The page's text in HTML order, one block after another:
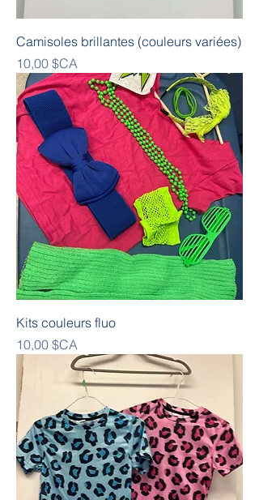
Camisoles brillantes (couleurs variées)
Prix
10,00 $CA
Kits couleurs fluo
Prix
10,00 $CA